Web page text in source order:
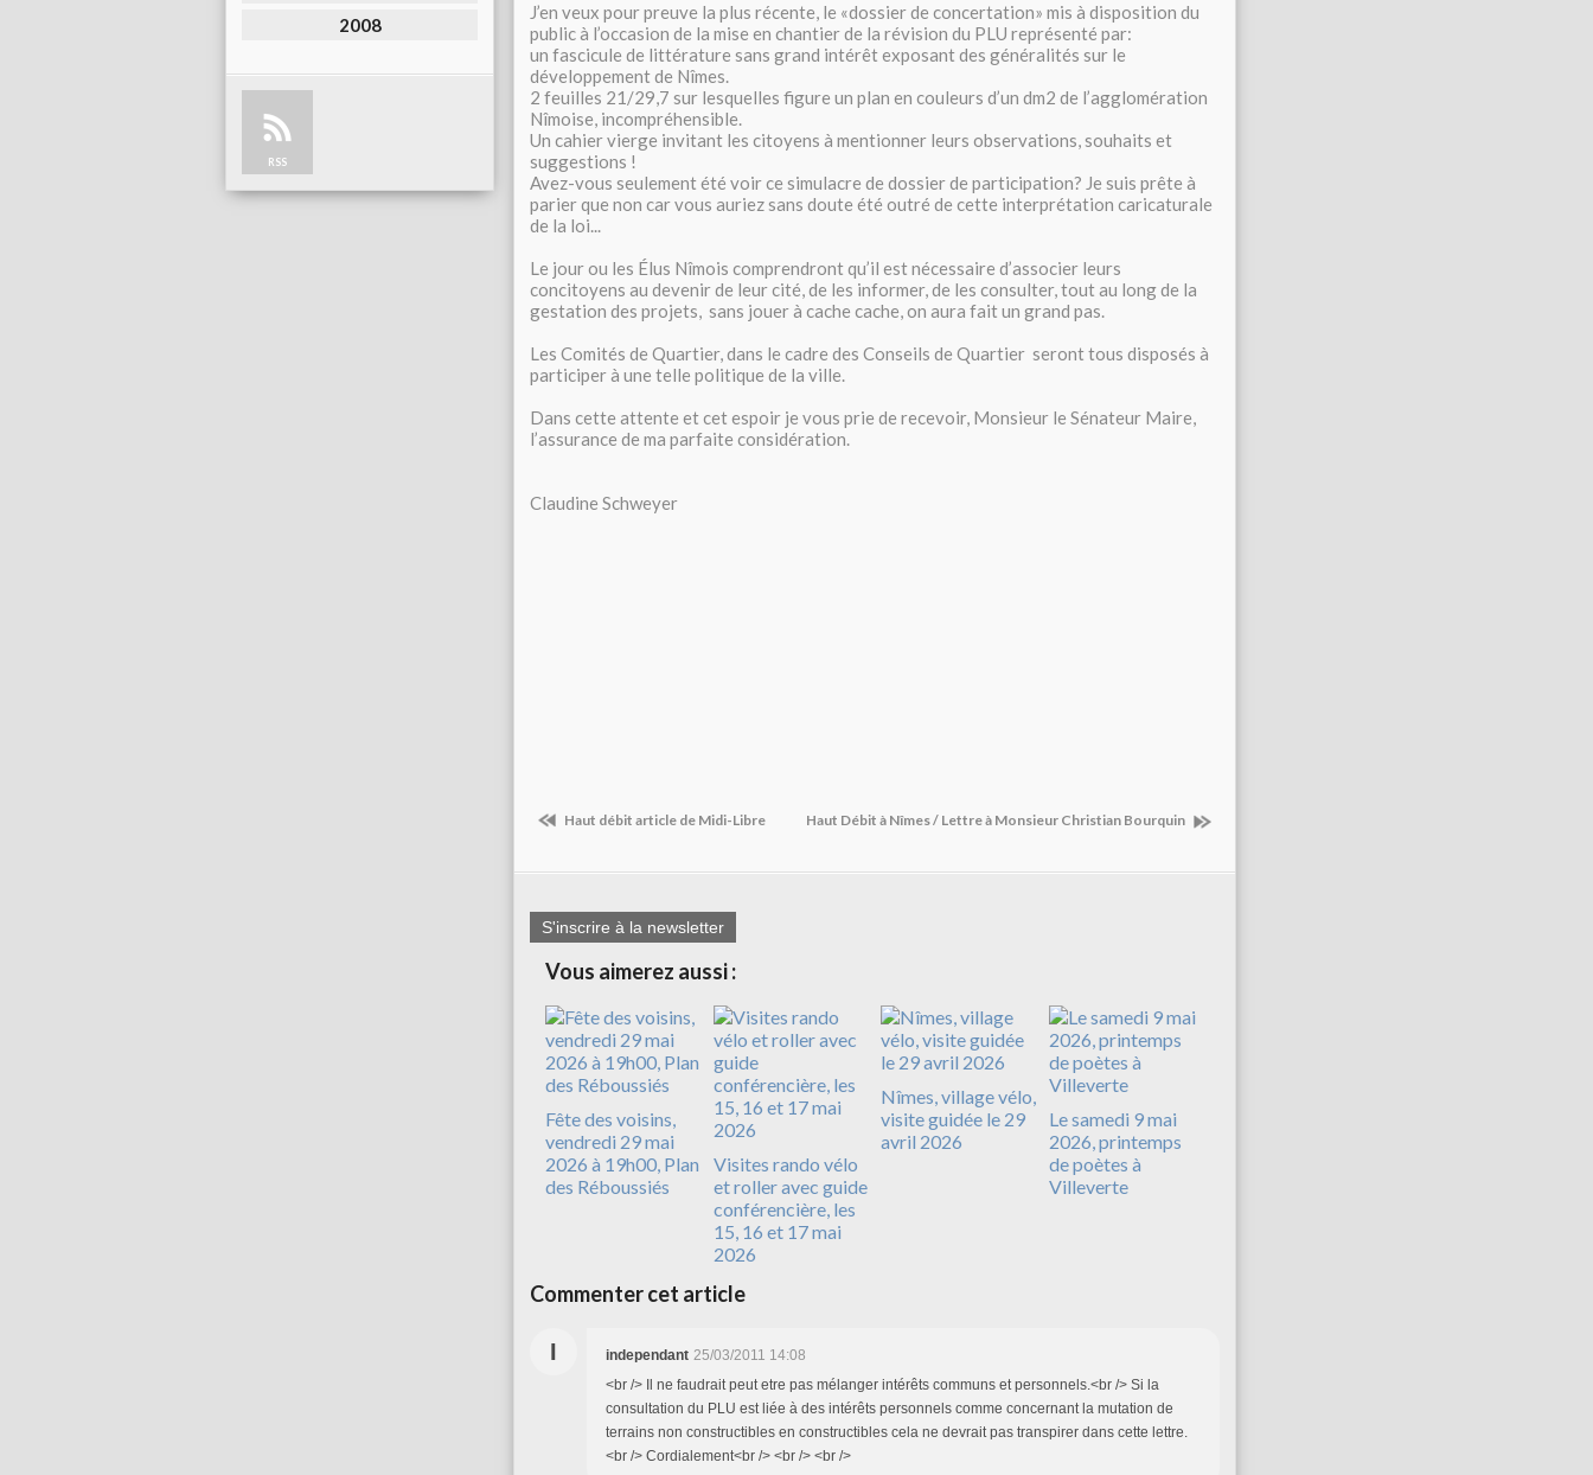
2008
RSS
J’en veux pour preuve la plus récente, le «dossier de concertation» mis à disposition du
public à l’occasion de la mise en chantier de la révision du PLU représenté par:
un fascicule de littérature sans grand intérêt exposant des généralités sur le
développement de Nîmes.
2 feuilles 21/29,7 sur lesquelles figure un plan en couleurs d’un dm2 de l’agglomération
Nîmoise, incompréhensible.
Un cahier vierge invitant les citoyens à mentionner leurs observations, souhaits et
suggestions !
Avez-vous seulement été voir ce simulacre de dossier de participation? Je suis prête à
parier que non car vous auriez sans doute été outré de cette interprétation caricaturale
de la loi...
Le jour ou les Élus Nîmois comprendront qu’il est nécessaire d’associer leurs
concitoyens au devenir de leur cité, de les informer, de les consulter, tout au long de la
gestation des projets, sans jouer à cache cache, on aura fait un grand pas.
Les Comités de Quartier, dans le cadre des Conseils de Quartier seront tous disposés à
participer à une telle politique de la ville.
Dans cette attente et cet espoir je vous prie de recevoir, Monsieur le Sénateur Maire,
l’assurance de ma parfaite considération.
Claudine Schweyer
Haut débit article de Midi-Libre Haut Débit à Nîmes / Lettre à Monsieur Christian Bourquin
S'inscrire à la newsletter
Vous aimerez aussi :
Fête des voisins,
vendredi 29 mai
2026 à 19h00, Plan
des Réboussiés
Visites rando vélo
et roller avec guide
conférencière, les
15, 16 et 17 mai
2026
Nîmes, village vélo,
visite guidée le 29
avril 2026
Le samedi 9 mai
2026, printemps
de poètes à
Villeverte
Commenter cet article
I independant 25/03/2011 14:08
<br /> Il ne faudrait peut etre pas mélanger intérêts communs et personnels.<br /> Si la
consultation du PLU est liée à des intérêts personnels comme concernant la mutation de
terrains non constructibles en constructibles cela ne devrait pas transpirer dans cette lettre.
<br /> Cordialement<br /> <br /> <br />